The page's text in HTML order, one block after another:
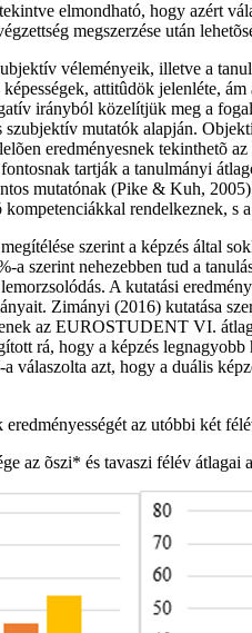
elmondható, hogy azért
megszerzése után
véleményeik, illetve a
attitûdök jelenléte,
irányból közelítjük meg a
szubjektív mutatók alapján.
eredményesnek tekinthetõ
tartják a tanulmányi
mutatónak (Pike & Kuh,
rendelkeznek, s
szerint a képzés által
a szerint nehezebben tud a
A kutatási
Zimányi (2016) kutatása
az EUROSTUDENT VI.
rá, hogy a képzés
válaszolta azt, hogy a duális
az utóbbi két
az õszi* és tavaszi félév átlagai